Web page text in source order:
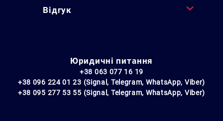
Відгук
Юридичні питання
+38 063 077 16 19
+38 096 224 01 23 (Signal, Telegram, WhatsApp, Viber)
+38 095 277 53 55 (Signal, Telegram, WhatsApp, Viber)